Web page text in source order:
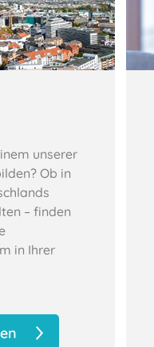
unserer
Ob in
– finden
in Ihrer